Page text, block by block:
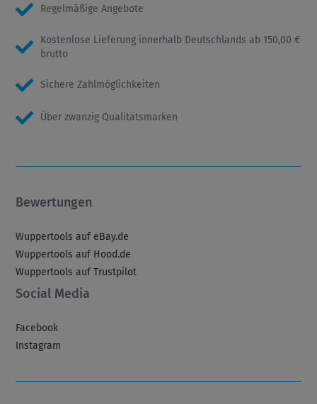
Regelmäßige Angebote
Kostenlose Lieferung innerhalb Deutschlands ab 150,00 €
brutto
Sichere Zahlmöglichkeiten
Über zwanzig Qualitätsmarken
Bewertungen
Wuppertools auf eBay.de
Wuppertools auf Hood.de
Wuppertools auf Trustpilot
Social Media
Facebook
Instagram